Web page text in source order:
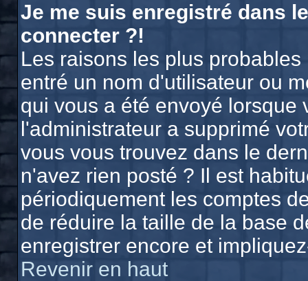
Je me suis enregistré dans
connecter ?!
Les raisons les plus
entré un nom d'utilisateur ou
qui vous a été envoyé lorsque
l'administrateur a supprimé
vous vous trouvez dans le
n'avez rien posté ? Il est
périodiquement les comptes
de réduire la taille de la base
enregistrer encore et
Revenir en haut